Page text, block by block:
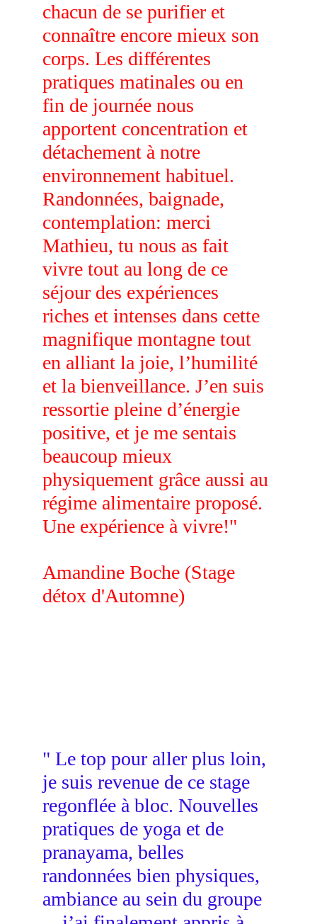
chacun de se purifier et
connaître encore mieux son
corps. Les différentes
pratiques matinales ou en
fin de journée nous
apportent concentration et
détachement à notre
environnement habituel.
Randonnées, baignade,
contemplation: merci
Mathieu, tu nous as fait
vivre tout au long de ce
séjour des expériences
riches et intenses dans cette
magnifique montagne tout
en alliant la joie, l’humilité
et la bienveillance. J’en suis
ressortie pleine d’énergie
positive, et je me sentais
beaucoup mieux
physiquement grâce aussi au
régime alimentaire proposé.
Une expérience à vivre!"
Amandine Boche (Stage
détox d'Automne)
" Le top pour aller plus loin,
je suis revenue de ce stage
regonflée à bloc. Nouvelles
pratiques de yoga et de
pranayama, belles
randonnées bien physiques,
ambiance au sein du groupe